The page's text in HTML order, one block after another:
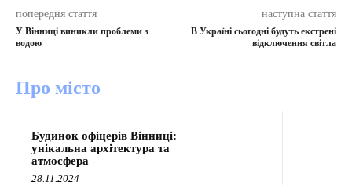
попередня стаття
У Вінниці виникли проблеми з
водою
наступна стаття
В Україні сьогодні будуть екстрені
відключення світла
Про місто
Будинок офіцерів Вінниці:
унікальна архітектура та
атмосфера
28.11.2024